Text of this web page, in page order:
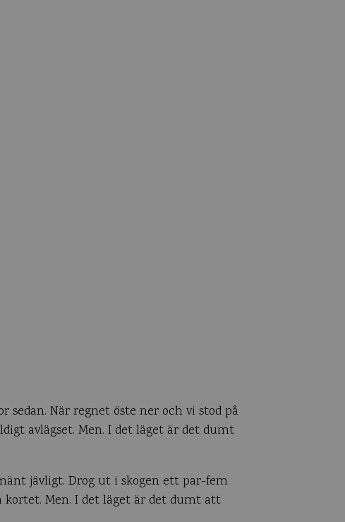
sedan. När regnet öste ner och vi stod på
avlägset. Men. I det läget är det dumt
jävligt. Drog ut i skogen ett par-fem
kortet. Men. I det läget är det dumt att